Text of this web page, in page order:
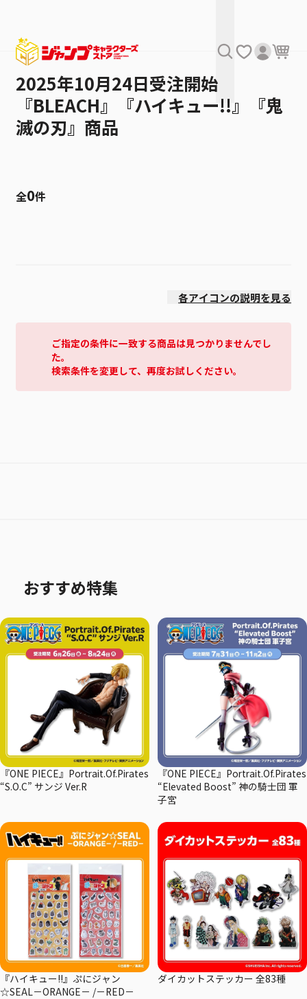
2025年10月24日受注開始
『BLEACH』『ハイキュー!!』『鬼
滅の刃』商品
全0件
各アイコンの説明を見る
ご指定の条件に一致する商品は見つかりませんでし
た。
検索条件を変更して、再度お試しください。
おすすめ特集
『ONE PIECE』Portrait.Of.Pirates
“S.O.C” サンジ Ver.R
『ONE PIECE』Portrait.Of.Pirates
“Elevated Boost” 神の騎士団 軍
子宮
『ハイキュー!!』ぷにジャン
☆SEAL－ORANGE－ /－RED－
ダイカットステッカー 全83種